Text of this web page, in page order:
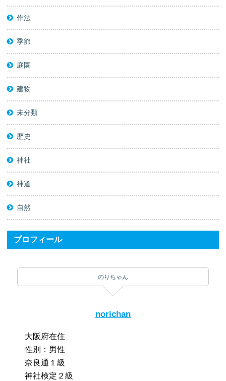
作法
季節
庭園
建物
未分類
歴史
神社
神道
自然
プロフィール
のりちゃん
norichan
大阪府在住
性別：男性
奈良通１級
神社検定２級